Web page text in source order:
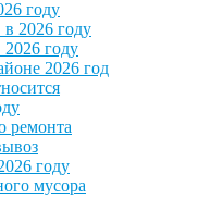
году
2026 году
году
2026 год
ремонта
году
мусора